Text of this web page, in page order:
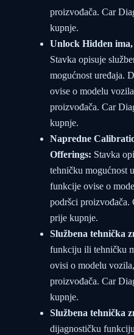
proizvođača. Car
kupnje.
Unlock Hidden
Stavka opisuje
mogućnost uređaja.
ovise o modelu
proizvođača. Car
kupnje.
Napredne
Offerings: Stavka
tehničku mogućnost
funkcije ovise o
podršci
prije kupnje.
Službena tehnička
funkciju ili tehničku
ovisi o modelu
proizvođača. Car
kupnje.
Službena tehnička
dijagnostičku